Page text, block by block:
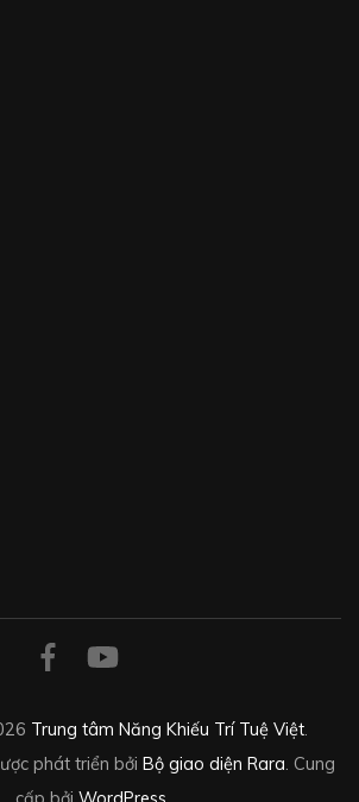
Trung tâm Năng Khiếu Trí Tuệ Việt.
phát triển bởi Bộ giao diện Rara. Cung